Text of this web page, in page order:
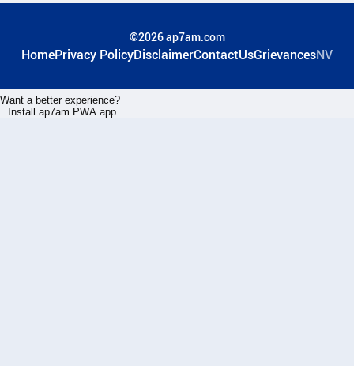
©2026 ap7am.com
HomePrivacy PolicyDisclaimerContactUsGrievancesNV
Want a better experience?
Install ap7am PWA app